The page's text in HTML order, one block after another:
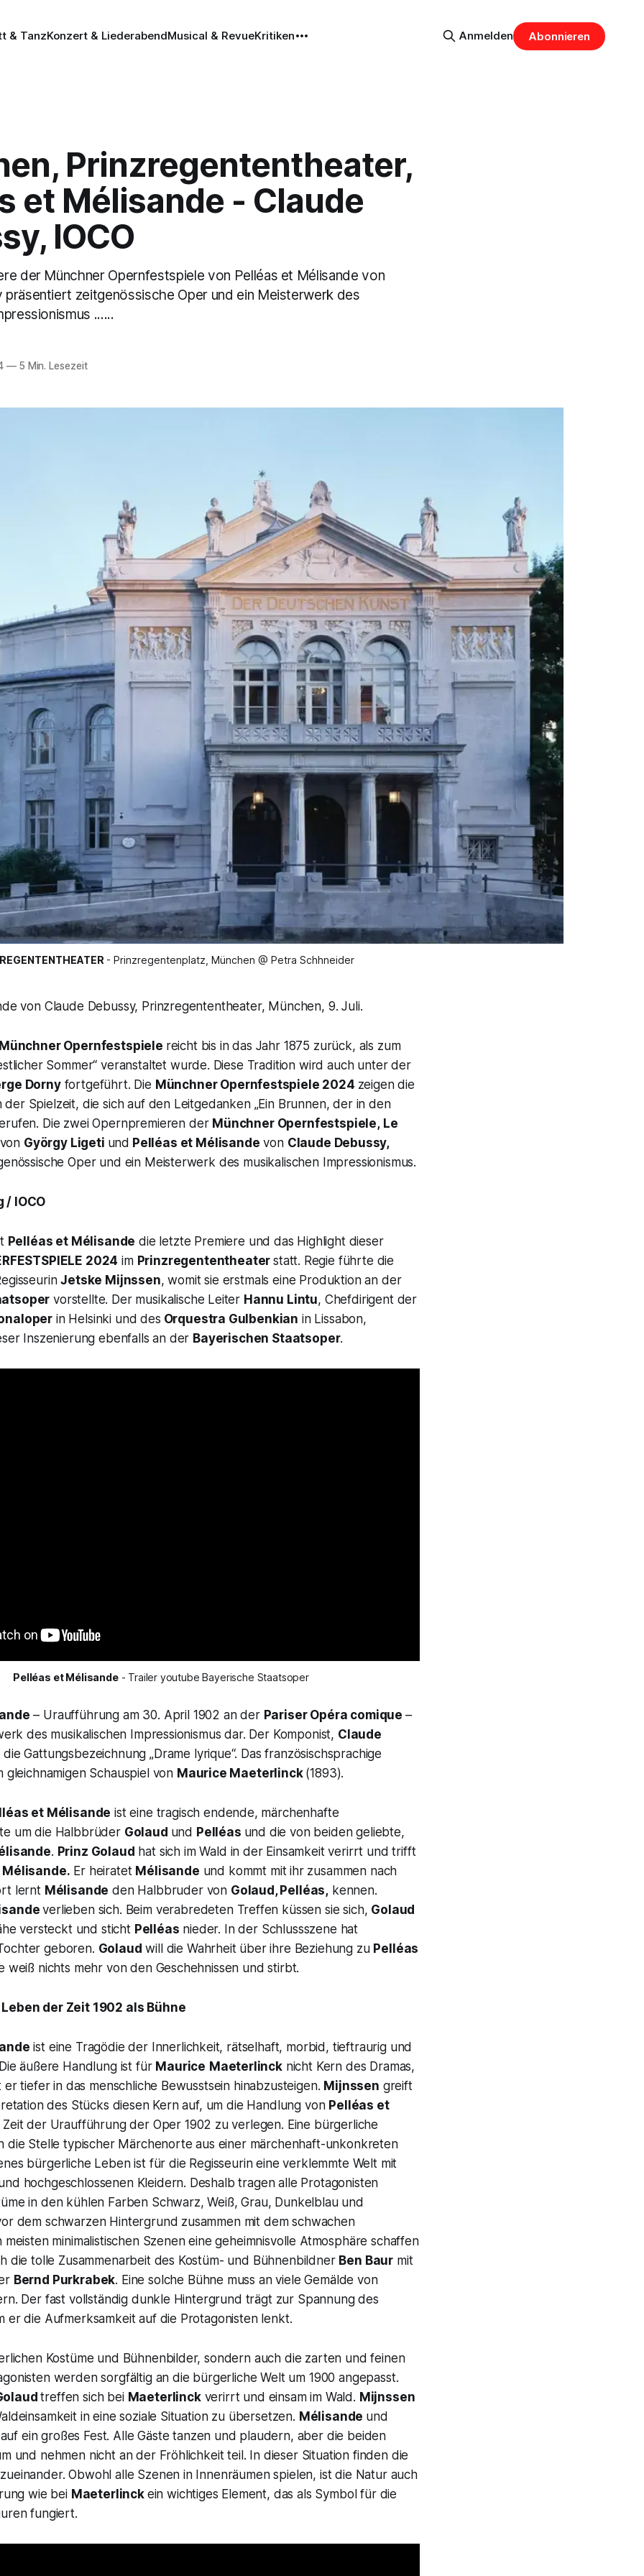
& TanzKonzert & LiederabendMusical & RevueKritiken Anmelden Abonnieren
Prinzregententheater,
et Mélisande - Claude
IOCO
der Münchner Opernfestspiele von Pelléas et Mélisande von
präsentiert zeitgenössische Oper und ein Meisterwerk des
......
—5 Min. Lesezeit
- Prinzregentenplatz, München @ Petra Schhneider
von Claude Debussy, Prinzregententheater, München, 9. Juli.
Opernfestspiele reicht bis in das Jahr 1875 zurück, als zum
Sommer“ veranstaltet wurde. Diese Tradition wird auch unter der
Dornyfortgeführt. Die Münchner Opernfestspiele 2024 zeigen die
Spielzeit, die sich auf den Leitgedanken „Ein Brunnen, der in den
Die zwei Opernpremieren der Münchner Opernfestspiele,Le
von György Ligeti und Pelléas et Mélisande von Claude Debussy,
Oper und ein Meisterwerk des musikalischen Impressionismus.
/ IOCO
Pelléas et Mélisande die letzte Premiere und das Highlight dieser
2024 im Prinzregententheaterstatt. Regie führte die
Jetske Mijnssen, womit sie erstmals eine Produktion an der
vorstellte. Der musikalische Leiter Hannu Lintu, Chefdirigent der
in Helsinki und des Orquestra Gulbenkian in Lissabon,
Inszenierung ebenfalls an der Bayerischen Staatsoper.
Pelléas et Mélisande - Trailer youtube Bayerische Staatsoper
– Uraufführung am 30. April 1902 an der Pariser Opéra comique –
des musikalischen Impressionismus dar. Der Komponist, Claude
Gattungsbezeichnung „Drame lyrique“. Das französischsprachige
Schauspiel von Maurice Maeterlinck (1893).
et Mélisande ist eine tragisch endende, märchenhafte
um die Halbbrüder Golaud und Pelléas und die von beiden geliebte,
. Prinz Golaud hat sich im Wald in der Einsamkeit verirrt und trifft
Mélisande. Er heiratet Mélisande und kommt mit ihr zusammen nach
lernt Mélisande den Halbbruder von Golaud, Pelléas, kennen.
verlieben sich. Beim verabredeten Treffen küssen sie sich, Golaud
versteckt und sticht Pelléas nieder. In der Schlussszene hat
geboren. Golaud will die Wahrheit über ihre Beziehung zu Pelléas
weiß nichts mehr von den Geschehnissen und stirbt.
der Zeit 1902 als Bühne
ist eine Tragödie der Innerlichkeit, rätselhaft, morbid, tieftraurig und
äußere Handlung ist für Maurice Maeterlincknicht Kern des Dramas,
tiefer in das menschliche Bewusstsein hinabzusteigen. Mijnssen greift
des Stücks diesen Kern auf, um die Handlung von Pelléas et
der Uraufführung der Oper 1902 zu verlegen. Eine bürgerliche
die Stelle typischer Märchenorte aus einer märchenhaft-unkonkreten
bürgerliche Leben ist für die Regisseurin eine verklemmte Welt mit
hochgeschlossenen Kleidern. Deshalb tragen alle Protagonisten
in den kühlen Farben Schwarz, Weiß, Grau, Dunkelblau und
dem schwarzen Hintergrund zusammen mit dem schwachen
minimalistischen Szenen eine geheimnisvolle Atmosphäre schaffen
die tolle Zusammenarbeit des Kostüm- und Bühnenbildner Ben Baur mit
Bernd Purkrabek. Eine solche Bühne muss an viele Gemälde von
Der fast vollständig dunkle Hintergrund trägt zur Spannung des
er die Aufmerksamkeit auf die Protagonisten lenkt.
Kostüme und Bühnenbilder, sondern auch die zarten und feinen
werden sorgfältig an die bürgerliche Welt um 1900 angepasst.
treffen sich bei Maeterlinckverirrt und einsam im Wald. Mijnssen
in eine soziale Situation zu übersetzen. Mélisande und
ein großes Fest. Alle Gäste tanzen und plaudern, aber die beiden
und nehmen nicht an der Fröhlichkeit teil. In dieser Situation finden die
Obwohl alle Szenen in Innenräumen spielen, ist die Natur auch
wie bei Maeterlinck ein wichtiges Element, das als Symbol für die
fungiert.